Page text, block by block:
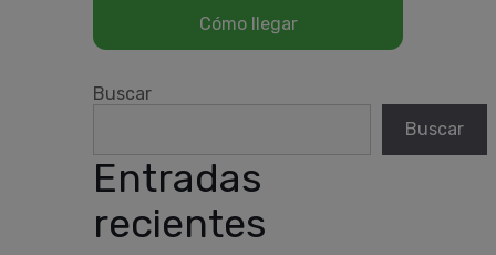
Buscar
Buscar
Entradas
recientes